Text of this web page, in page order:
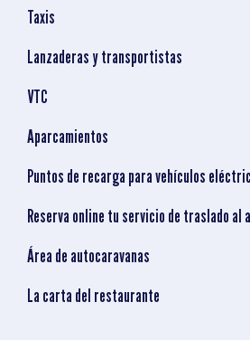
Taxis
Lanzaderas y transportistas
VTC
Aparcamientos
Puntos de recarga para vehículos
Reserva online tu servicio de traslado al
Área de autocaravanas
La carta del restaurante